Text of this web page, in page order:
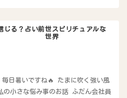
じる？占い前世スピリチュアルな
世界
毎日暑いですね🔥 たまに吹く強い風
小さな悩み事のお話 ふだん会社員